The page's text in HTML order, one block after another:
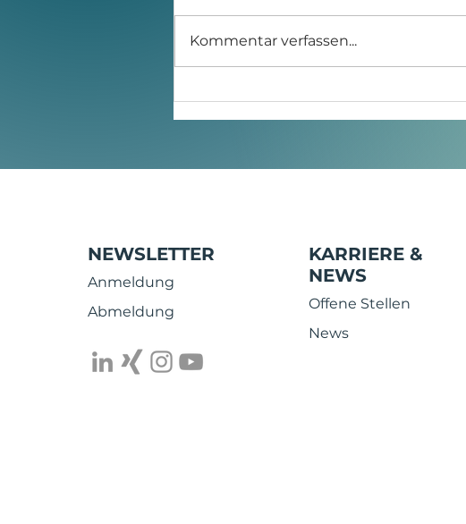
Kommentar verfassen...
NEWSLETTER
Anmeldung
Abmeldung
KARRIERE &
NEWS
Offene Stellen
News